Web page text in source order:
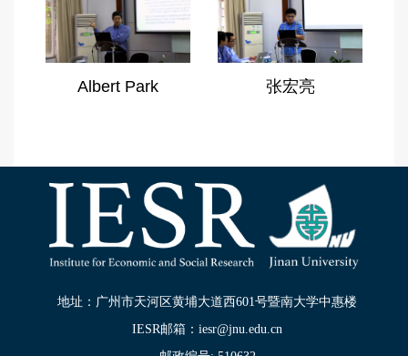
吴开俊：广州大学研究生处处长，教育学院教授
杨 剑：国家民政部社会事务司未成年人（留守
儿童）保护处处长
袁连生：北京师范大学教授
Albert Park 张宏亮
地址：广州市天河区黄埔大道西601号暨南大学中惠楼
IESR邮箱：iesr@jnu.edu.cn